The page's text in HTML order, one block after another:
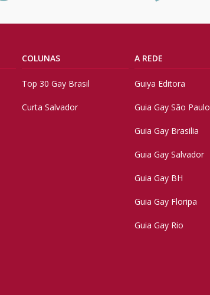
COLUNAS
Top 30 Gay Brasil
Curta Salvador
A REDE
Guiya Editora
Guia Gay São Paulo
Guia Gay Brasilia
Guia Gay Salvador
Guia Gay BH
Guia Gay Floripa
Guia Gay Rio